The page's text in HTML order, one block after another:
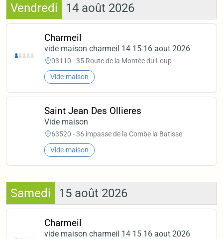
Vendredi 14 août 2026
Charmeil
vide maison charmeil 14 15 16 aout 2026
03110 - 35 Route de la Montée du Loup
Vide-maison
Saint Jean Des Ollieres
Vide maison
63520 - 36 impasse de la Combe la Batisse
Vide-maison
Samedi 15 août 2026
Charmeil
vide maison charmeil 14 15 16 aout 2026